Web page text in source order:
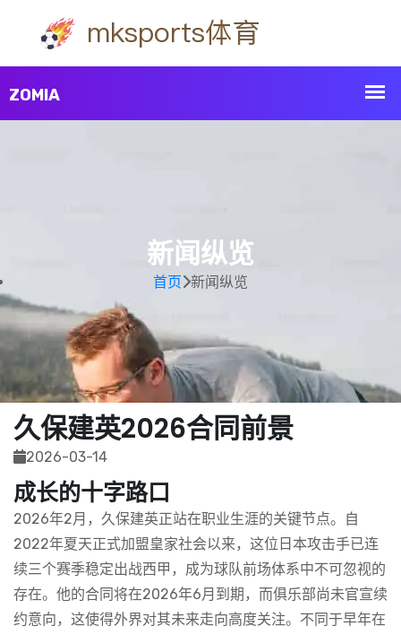
新闻纵览
首页 新闻纵览
久保建英2026合同前景
2026-03-14
成长的十字路口
2026年2月，久保建英正站在职业生涯的关键节点。自
2022年夏天正式加盟皇家社会以来，这位日本攻击手已连
续三个赛季稳定出战西甲，成为球队前场体系中不可忽视的
存在。他的合同将在2026年6月到期，而俱乐部尚未官宣续
约意向，这使得外界对其未来走向高度关注。不同于早年在